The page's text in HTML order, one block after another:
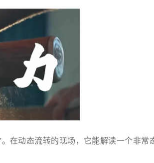
在动态流转的现场，它能解读一个非常